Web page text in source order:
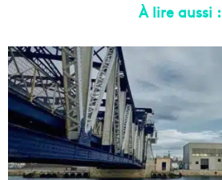
À lire aussi :